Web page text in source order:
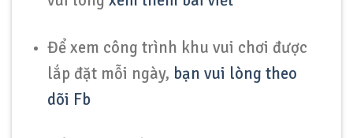
Để xem công trình khu vui chơi được
lắp đặt mỗi ngày, bạn vui lòng theo
dõi Fb